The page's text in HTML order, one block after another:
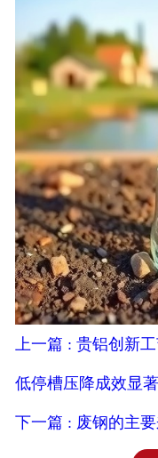
上一篇 : 贵铝创新
低停槽压降成效显著
下一篇 : 废钢的主